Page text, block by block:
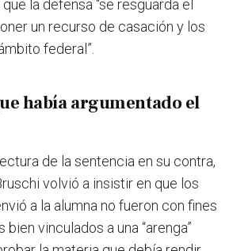
que la defensa “se resguarda el
un recurso de casación y los
federal”.
había argumentado el
de la sentencia en su contra,
volvió a insistir en que los
a la alumna no fueron con fines
bien vinculados a una “arenga”